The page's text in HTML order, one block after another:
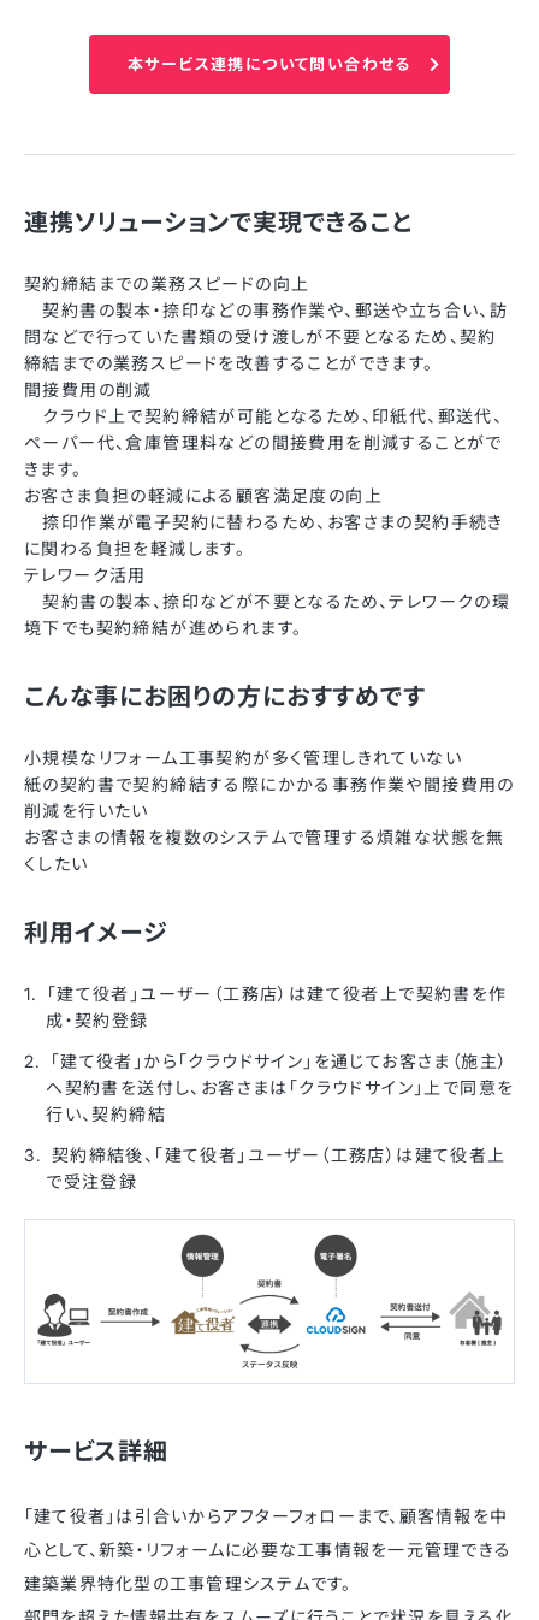
本サービス連携について問い合わせる
連携ソリューションで実現できること
契約締結までの業務スピードの向上
契約書の製本・捺印などの事務作業や、郵送や立ち合い、訪
問などで行っていた書類の受け渡しが不要となるため、契約
締結までの業務スピードを改善することができます。
間接費用の削減
クラウド上で契約締結が可能となるため、印紙代、郵送代、
ペーパー代、倉庫管理料などの間接費用を削減することがで
きます。
お客さま負担の軽減による顧客満足度の向上
捺印作業が電子契約に替わるため、お客さまの契約手続き
に関わる負担を軽減します。
テレワーク活用
契約書の製本、捺印などが不要となるため、テレワークの環
境下でも契約締結が進められます。
こんな事にお困りの方におすすめです
小規模なリフォーム工事契約が多く管理しきれていない
紙の契約書で契約締結する際にかかる事務作業や間接費用の
削減を行いたい
お客さまの情報を複数のシステムで管理する煩雑な状態を無
くしたい
利用イメージ
「建て役者」ユーザー（工務店）は建て役者上で契約書を作
成・契約登録
「建て役者」から「クラウドサイン」を通じてお客さま（施主）
へ契約書を送付し、お客さまは「クラウドサイン」上で同意を
行い、契約締結
契約締結後、「建て役者」ユーザー（工務店）は建て役者上
で受注登録
サービス詳細
「建て役者」は引合いからアフターフォローまで、顧客情報を中
心として、新築・リフォームに必要な工事情報を一元管理できる
建築業界特化型の工事管理システムです。